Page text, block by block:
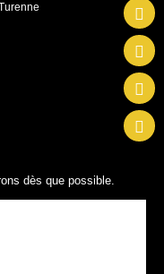
dès que possible.